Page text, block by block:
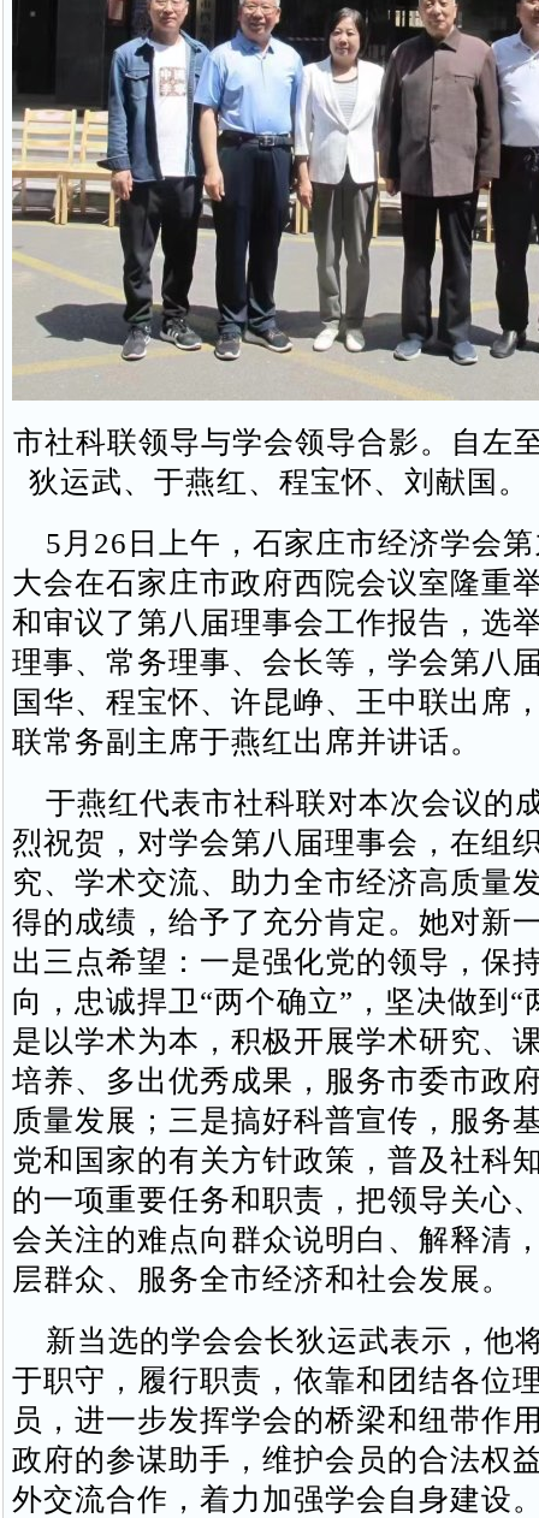
市社科联领导与学会领导合影。自左
狄运武、于燕红、程宝怀、刘献国
5月26日上午，石家庄市经济学会
大会在石家庄市政府西院会议室隆重
和审议了第八届理事会工作报告，选
理事、常务理事、会长等，学会第八
国华、程宝怀、许昆峥、王中联出席
联常务副主席于燕红出席并讲话。
于燕红代表市社科联对本次会议的
烈祝贺，对学会第八届理事会，在组
究、学术交流、助力全市经济高质量
得的成绩，给予了充分肯定。她对新
出三点希望：一是强化党的领导，保
向，忠诚捍卫“两个确立”，坚决做到“
是以学术为本，积极开展学术研究、
培养、多出优秀成果，服务市委市政
质量发展；三是搞好科普宣传，服务
党和国家的有关方针政策，普及社科
的一项重要任务和职责，把领导关心
会关注的难点向群众说明白、解释清
层群众、服务全市经济和社会发展。
新当选的学会会长狄运武表示，他
于职守，履行职责，依靠和团结各位
员，进一步发挥学会的桥梁和纽带作
政府的参谋助手，维护会员的合法权
外交流合作，着力加强学会自身建设